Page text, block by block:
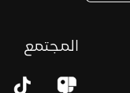
المجتمع